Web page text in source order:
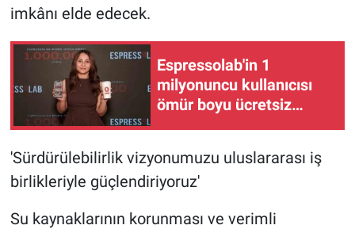
imkânı elde edecek.
Espressolab'in 1
milyonuncu kullanıcısı
ömür boyu ücretsiz
'Sürdürülebilirlik vizyonumuzu uluslararası iş
birlikleriyle güçlendiriyoruz'
Su kaynaklarının korunması ve verimli